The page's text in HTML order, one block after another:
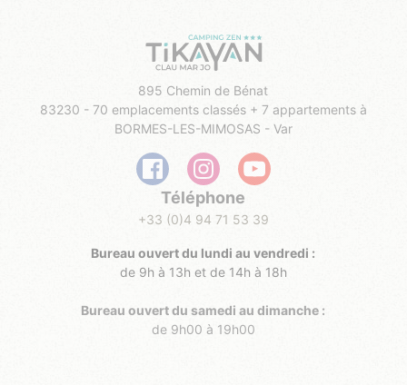
895 Chemin de Bénat
83230 - 70 emplacements classés + 7 appartements à
BORMES-LES-MIMOSAS - Var
Téléphone
+33 (0)4 94 71 53 39
Bureau ouvert du lundi au vendredi :
de 9h à 13h et de 14h à 18h
Bureau ouvert du samedi au dimanche :
de 9h00 à 19h00